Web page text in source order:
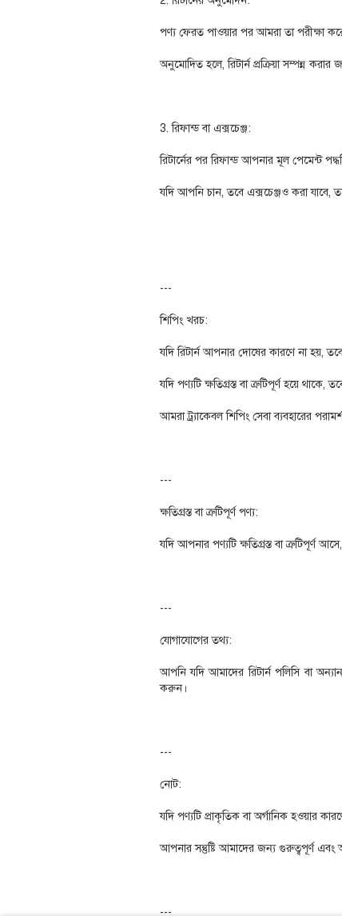
পণ্য ফেরত পাওয়ার পর আমরা তা পরীক্ষা
অনুমোদিত হলে, রিটার্ন প্রক্রিয়া সম্পন্ন
3. রিফান্ড বা এক্সচেঞ্জ:
রিটার্নের পর রিফান্ড আপনার মূল পেমেন্ট
যদি আপনি চান, তবে এক্সচেঞ্জও করা যাবে,
---
শিপিং খরচ:
যদি রিটার্ন আপনার দোষের কারণে না হয়, তবে
যদি পণ্যটি ক্ষতিগ্রস্ত বা ত্রুটিপূর্ণ হয়ে
আমরা ট্র্যাকেবল শিপিং সেবা ব্যবহারের
---
ক্ষতিগ্রস্ত বা ত্রুটিপূর্ণ পণ্য:
যদি আপনার পণ্যটি ক্ষতিগ্রস্ত বা ত্রুটিপূর্ণ
---
যোগাযোগের তথ্য:
আপনি যদি আমাদের রিটার্ন পলিসি বা
করুন।
---
নোট:
যদি পণ্যটি প্রাকৃতিক বা অর্গানিক হওয়ার
আপনার সন্তুষ্টি আমাদের জন্য গুরুত্বপূর্ণ এবং
---